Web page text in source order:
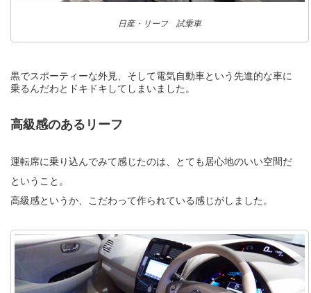
日産・リーフ 試乗車
黒でスポーティーな外見、そして電気自動車という先進的な車に
乗るんだわとドキドキしてしまいました。
高級感のあるリーフ
運転席に乗り込んでみて感じたのは、とても居心地のいい空間だ
ということ。
高級感というか、こだわって作られている感じがしました。